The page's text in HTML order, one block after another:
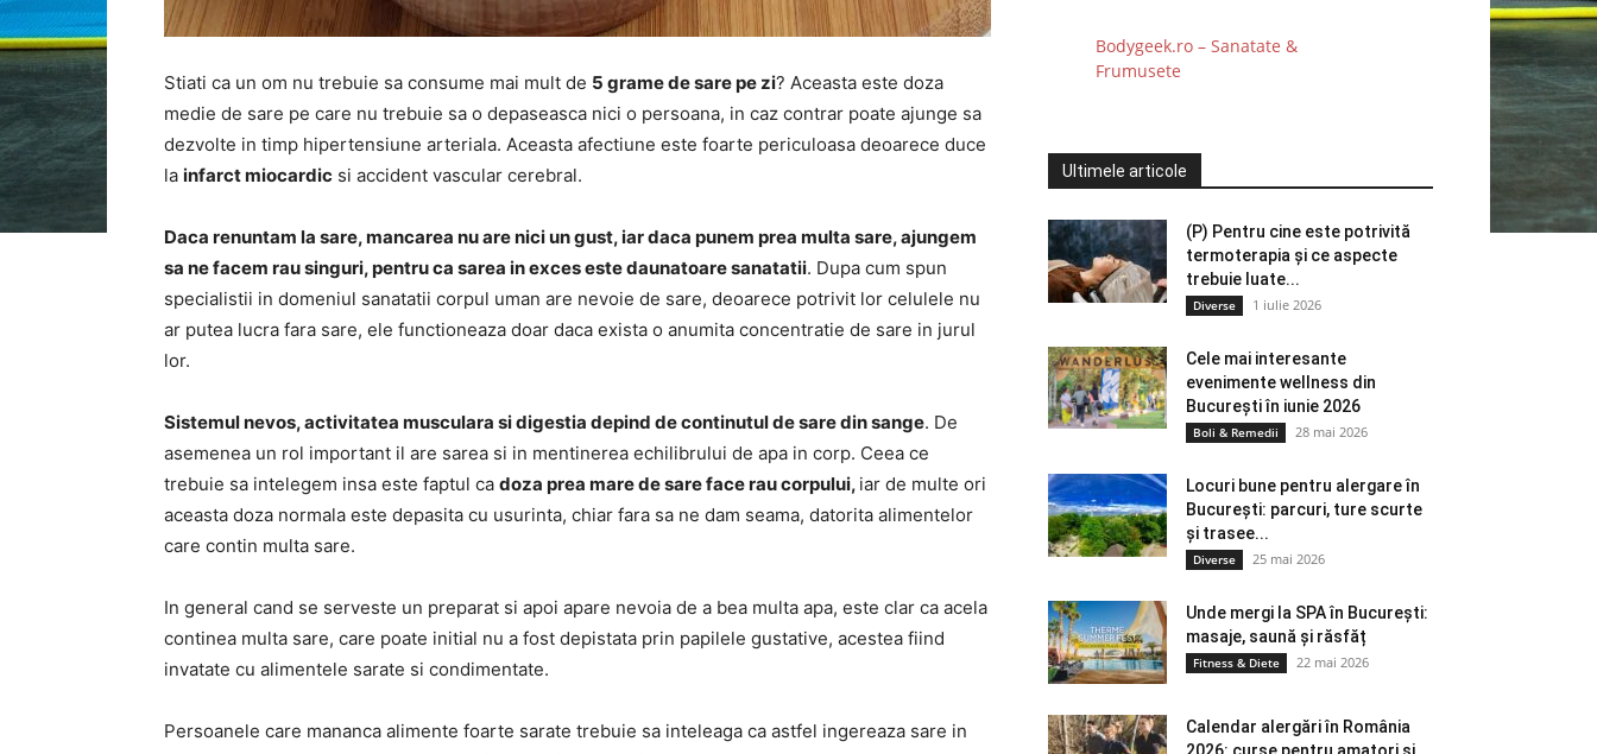
Stiati ca un om nu trebuie sa consume mai mult de 5 grame de sare pe zi? Aceasta este doza
medie de sare pe care nu trebuie sa o depaseasca nici o persoana, in caz contrar poate ajunge sa
dezvolte in timp hipertensiune arteriala. Aceasta afectiune este foarte periculoasa deoarece duce
la infarct miocardic si accident vascular cerebral.
Daca renuntam la sare, mancarea nu are nici un gust, iar daca punem prea multa sare, ajungem
sa ne facem rau singuri, pentru ca sarea in exces este daunatoare sanatatii. Dupa cum spun
specialistii in domeniul sanatatii corpul uman are nevoie de sare, deoarece potrivit lor celulele nu
ar putea lucra fara sare, ele functioneaza doar daca exista o anumita concentratie de sare in jurul
lor.
Sistemul nevos, activitatea musculara si digestia depind de continutul de sare din sange. De
asemenea un rol important il are sarea si in mentinerea echilibrului de apa in corp. Ceea ce
trebuie sa intelegem insa este faptul ca doza prea mare de sare face rau corpului, iar de multe ori
aceasta doza normala este depasita cu usurinta, chiar fara sa ne dam seama, datorita alimentelor
care contin multa sare.
In general cand se serveste un preparat si apoi apare nevoia de a bea multa apa, este clar ca acela
continea multa sare, care poate initial nu a fost depistata prin papilele gustative, acestea fiind
invatate cu alimentele sarate si condimentate.
Persoanele care mananca alimente foarte sarate trebuie sa inteleaga ca astfel ingereaza sare in
Bodygeek.ro – Sanatate &
Frumusete
Ultimele articole
(P) Pentru cine este potrivită
termoterapia și ce aspecte
trebuie luate...
Diverse 1 iulie 2026
Cele mai interesante
evenimente wellness din
București în iunie 2026
Boli & Remedii 28 mai 2026
Locuri bune pentru alergare în
București: parcuri, ture scurte
și trasee...
Diverse 25 mai 2026
Unde mergi la SPA în București:
masaje, saună și răsfăț
Fitness & Diete 22 mai 2026
Calendar alergări în România